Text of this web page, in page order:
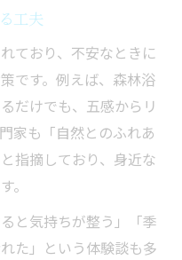
工夫
ており、不安なときに
です。例えば、森林浴
だけでも、五感からリ
家も「自然とのふれあ
指摘しており、身近な
。
と気持ちが整う」「季
た」という体験談も多